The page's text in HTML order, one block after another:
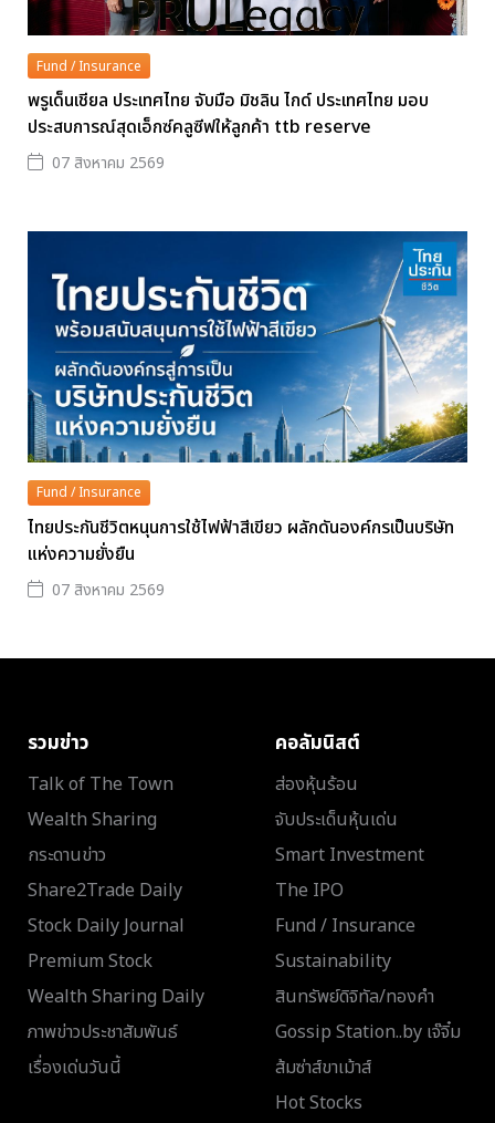
Fund / Insurance
พรูเด็นเชียล ประเทศไทย จับมือ มิชลิน ไกด์ ประเทศไทย มอบ
ประสบการณ์สุดเอ็กซ์คลูซีฟให้ลูกค้า ttb reserve
07 สิงหาคม 2569
Fund / Insurance
ไทยประกันชีวิตหนุนการใช้ไฟฟ้าสีเขียว ผลักดันองค์กรเป็นบริษัท
แห่งความยั่งยืน
07 สิงหาคม 2569
รวมข่าว
Talk of The Town
Wealth Sharing
กระดานข่าว
Share2Trade Daily
Stock Daily Journal
Premium Stock
Wealth Sharing Daily
ภาพข่าวประชาสัมพันธ์
เรื่องเด่นวันนี้
คอลัมนิสต์
ส่องหุ้นร้อน
จับประเด็นหุ้นเด่น
Smart Investment
The IPO
Fund / Insurance
Sustainability
สินทรัพย์ดิจิทัล/ทองคำ
Gossip Station..by เจ๊จิ๋ม
ส้มซ่าส์ขาเม้าส์
Hot Stocks